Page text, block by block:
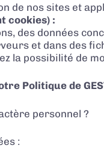
de nos sites et
cookies) :
des données
et dans des
la possibilité de
Politique de
personnel ?
: